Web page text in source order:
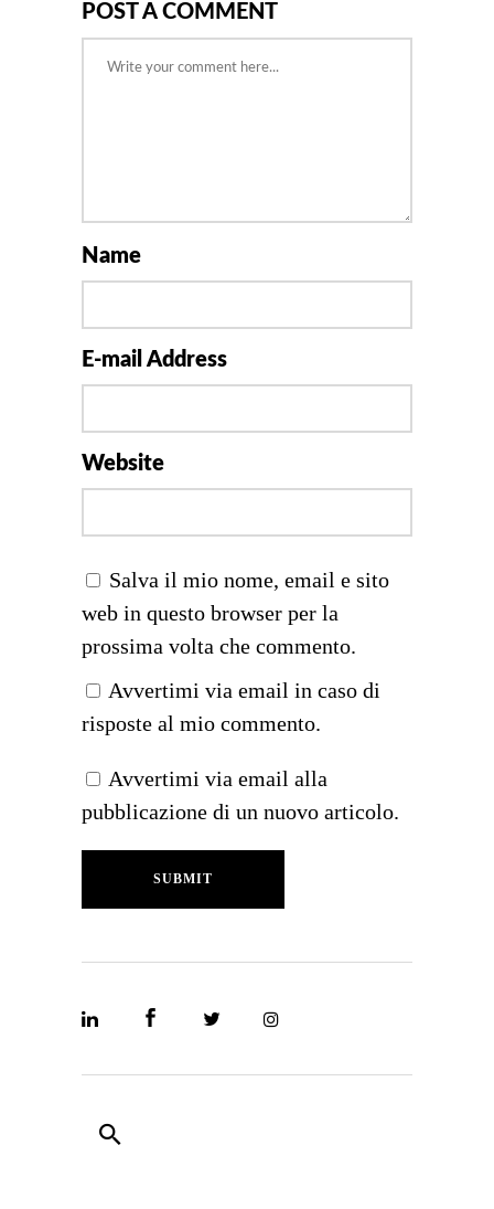
POST A COMMENT
Name
E-mail Address
Website
Salva il mio nome, email e sito
web in questo browser per la
prossima volta che commento.
Avvertimi via email in caso di
risposte al mio commento.
Avvertimi via email alla
pubblicazione di un nuovo articolo.
SUBMIT